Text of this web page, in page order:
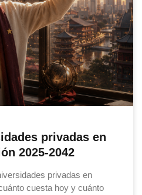
privadas en
2025-2042
privadas en
cuesta hoy y cuánto